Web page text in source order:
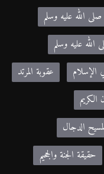
الله عليه وسلم
الله عليه وسلم
الإسلام
عقوبة المرتد
الدجال
حقيقة الجنة والجحيم